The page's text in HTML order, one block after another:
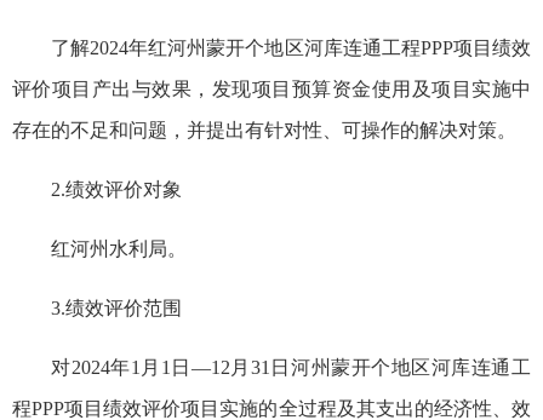
了解2024年红河州蒙开个地区河库连通工程PPP项目绩效
评价项目产出与效果，发现项目预算资金使用及项目实施中
存在的不足和问题，并提出有针对性、可操作的解决对策。
2.绩效评价对象
红河州水利局。
3.绩效评价范围
对2024年1月1日—12月31日河州蒙开个地区河库连通工
程PPP项目绩效评价项目实施的全过程及其支出的经济性、效